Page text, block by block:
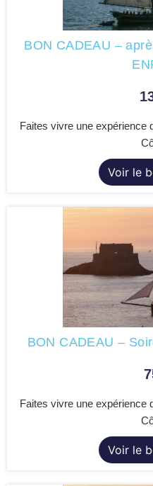
BON CADEAU –
Faites vivre une expérience
Voir le
BON CADEAU –
Faites vivre une expérience
Voir le